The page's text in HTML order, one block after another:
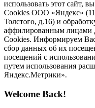
использовать этот сайт,
Cookies ООО «Яндекс»
Толстого, д.16) и
аффилированным лицами
Cookies. Информируем
сбор данных об их
посещений с
путем использования
Яндекс.Метрики».
Welcome Back!